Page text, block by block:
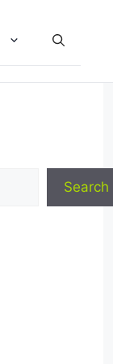
Search